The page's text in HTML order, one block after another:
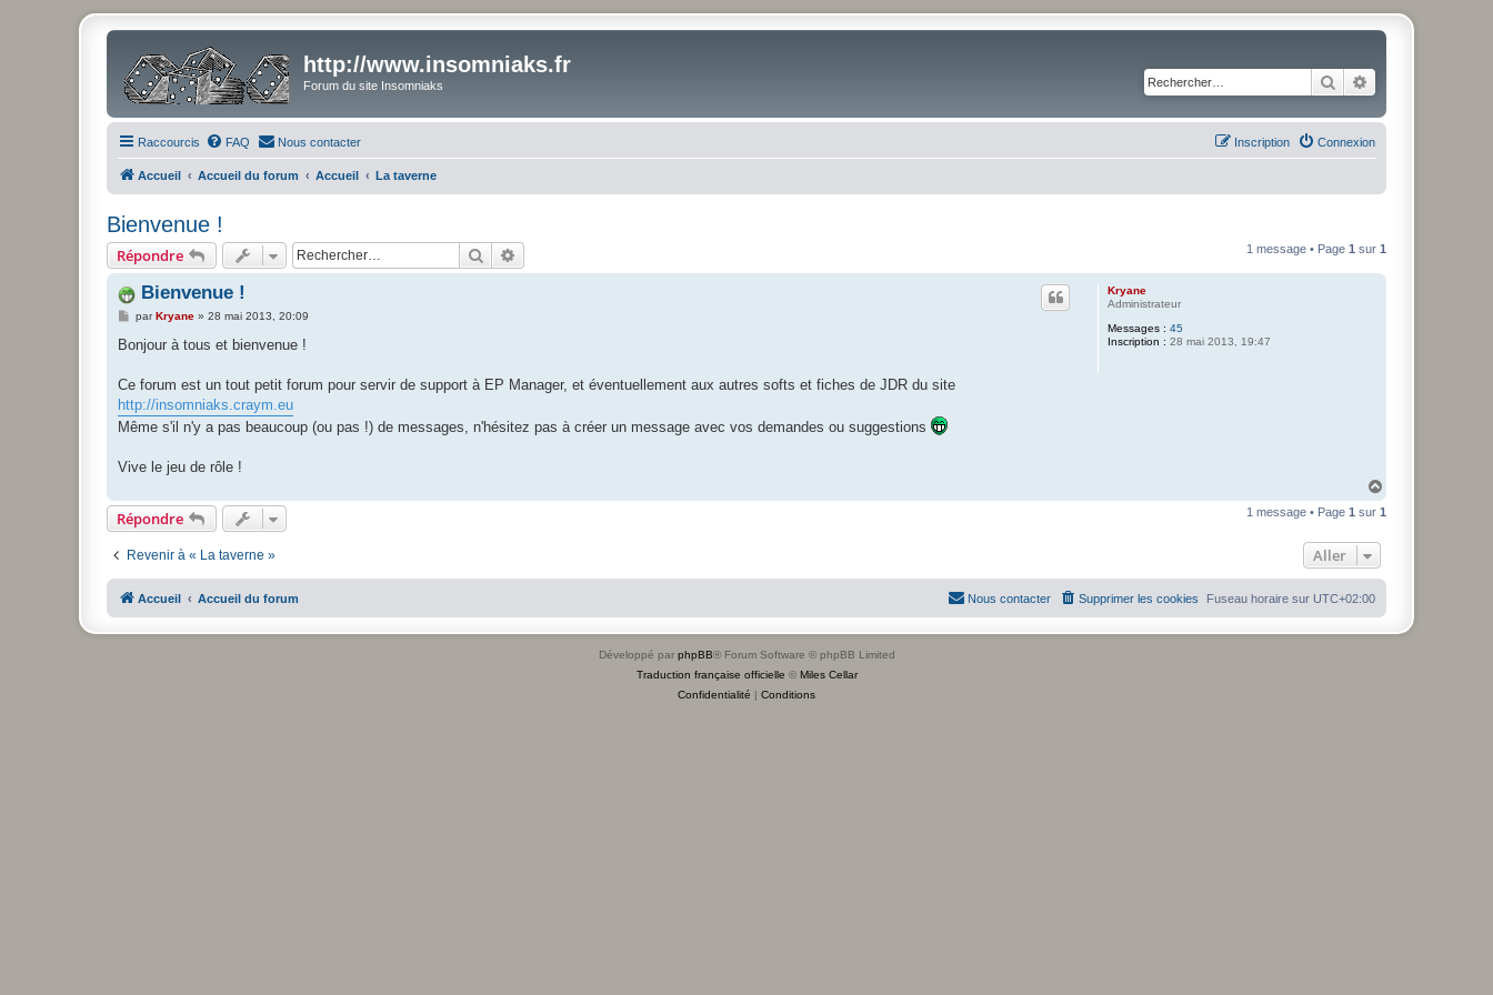
http://www.insomniaks.fr
Forum du site Insomniaks Rechercher
Raccourcis FAQ Nous contacter Connexion
Inscription
Accueil Accueil du forum Accueil La taverne
Bienvenue !
Répondre Rechercher 1 message • Page 1 sur 1
Kryane
Administrateur
Messages : 45
Inscription : 28 mai 2013, 19:47
Bienvenue !
M
s
g
parKryane» 28 mai 2013, 20:09
Bonjour à tous et bienvenue !
Ce forum est un tout petit forum pour servir de support à EP Manager, et éventuellement aux autres softs et fiches de JDR du site
http://insomniaks.craym.eu
Même s'il n'y a pas beaucoup (ou pas !) de messages, n'hésitez pas à créer un message avec vos demandes ou suggestions
Vive le jeu de rôle !
u
Répondre 1 message • Page 1 sur 1
Revenir à « La taverne » Aller
Accueil Accueil du forum Fuseau horaire sur UTC+02:00
Supprimer les cookies
Nous contacter
Développé par phpBB® Forum Software © phpBB Limited
Traduction française officielle © Miles Cellar
Confidentialité | Conditions